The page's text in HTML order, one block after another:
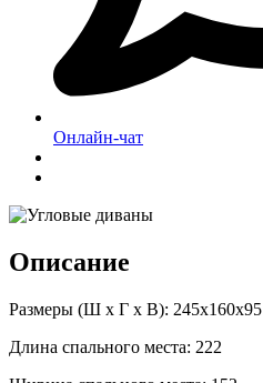
Онлайн-чат
Описание
Размеры (Ш х Г х В): 245x160x95
Длина спального места: 222